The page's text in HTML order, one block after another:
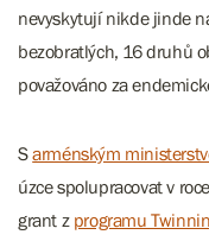
nevyskytují nikde jinde
bezobratlých, 16 druhů
považováno za
Sarménským
úzce spolupracovat v
grant z programu